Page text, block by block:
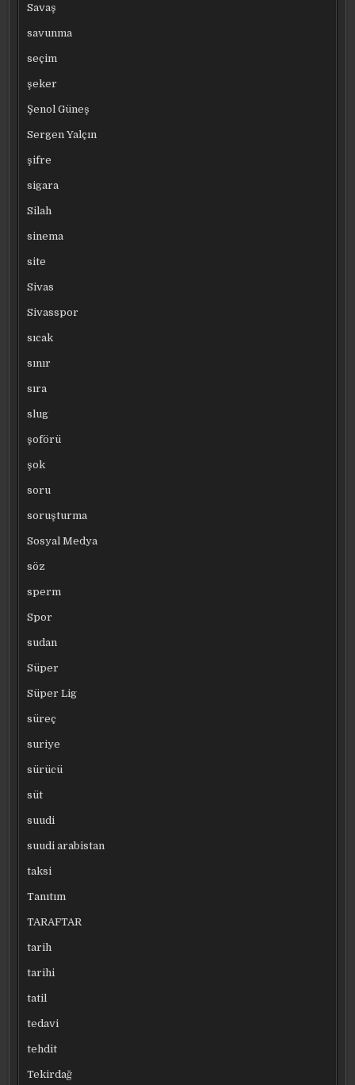
Savaş
savunma
seçim
şeker
Şenol Güneş
Sergen Yalçın
şifre
sigara
Silah
sinema
site
Sivas
Sivasspor
sıcak
sınır
sıra
slug
şoförü
şok
soru
soruşturma
Sosyal Medya
söz
sperm
Spor
sudan
Süper
Süper Lig
süreç
suriye
sürücü
süt
suudi
suudi arabistan
taksi
Tanıtım
TARAFTAR
tarih
tarihi
tatil
tedavi
tehdit
Tekirdağ